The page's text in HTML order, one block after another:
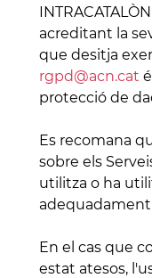
acreditant la
que desitja
rgpd@acn.cat
protecció de
Es recomana
sobre els
utilitza o ha
adequadament
En el cas que
estat atesos,